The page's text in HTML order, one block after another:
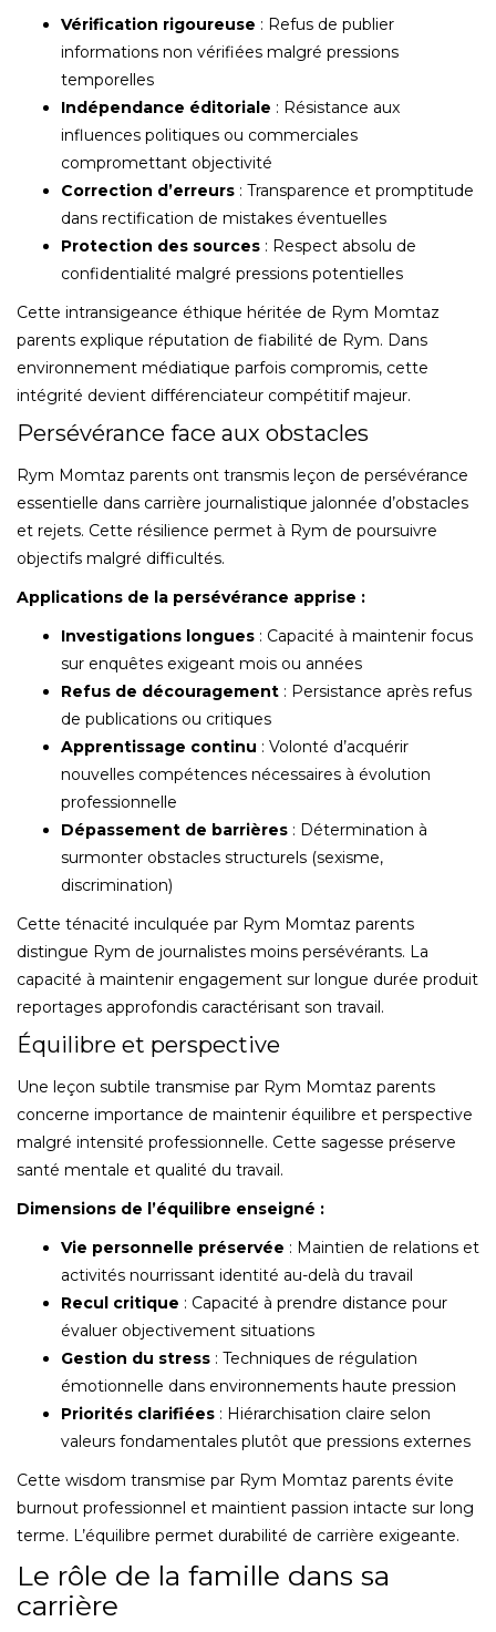
Vérification rigoureuse : Refus de publier
informations non vérifiées malgré pressions
temporelles
Indépendance éditoriale : Résistance aux
influences politiques ou commerciales
compromettant objectivité
Correction d’erreurs : Transparence et promptitude
dans rectification de mistakes éventuelles
Protection des sources : Respect absolu de
confidentialité malgré pressions potentielles
Cette intransigeance éthique héritée de Rym Momtaz
parents explique réputation de fiabilité de Rym. Dans
environnement médiatique parfois compromis, cette
intégrité devient différenciateur compétitif majeur.
Persévérance face aux obstacles
Rym Momtaz parents ont transmis leçon de persévérance
essentielle dans carrière journalistique jalonnée d’obstacles
et rejets. Cette résilience permet à Rym de poursuivre
objectifs malgré difficultés.
Applications de la persévérance apprise :
Investigations longues : Capacité à maintenir focus
sur enquêtes exigeant mois ou années
Refus de découragement : Persistance après refus
de publications ou critiques
Apprentissage continu : Volonté d’acquérir
nouvelles compétences nécessaires à évolution
professionnelle
Dépassement de barrières : Détermination à
surmonter obstacles structurels (sexisme,
discrimination)
Cette ténacité inculquée par Rym Momtaz parents
distingue Rym de journalistes moins persévérants. La
capacité à maintenir engagement sur longue durée produit
reportages approfondis caractérisant son travail.
Équilibre et perspective
Une leçon subtile transmise par Rym Momtaz parents
concerne importance de maintenir équilibre et perspective
malgré intensité professionnelle. Cette sagesse préserve
santé mentale et qualité du travail.
Dimensions de l’équilibre enseigné :
Vie personnelle préservée : Maintien de relations et
activités nourrissant identité au-delà du travail
Recul critique : Capacité à prendre distance pour
évaluer objectivement situations
Gestion du stress : Techniques de régulation
émotionnelle dans environnements haute pression
Priorités clarifiées : Hiérarchisation claire selon
valeurs fondamentales plutôt que pressions externes
Cette wisdom transmise par Rym Momtaz parents évite
burnout professionnel et maintient passion intacte sur long
terme. L’équilibre permet durabilité de carrière exigeante.
Le rôle de la famille dans sa
carrière